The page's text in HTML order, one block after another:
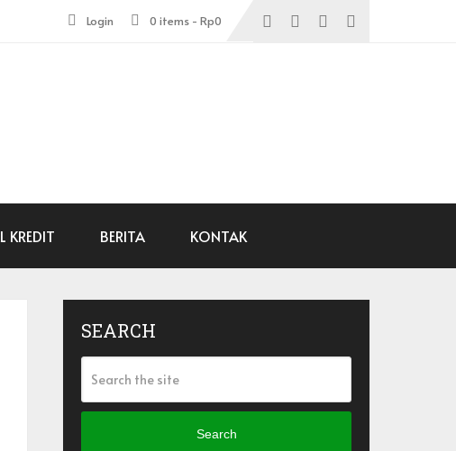
Login 0 items - Rp0
KREDIT BERITA KONTAK
SEARCH
Search